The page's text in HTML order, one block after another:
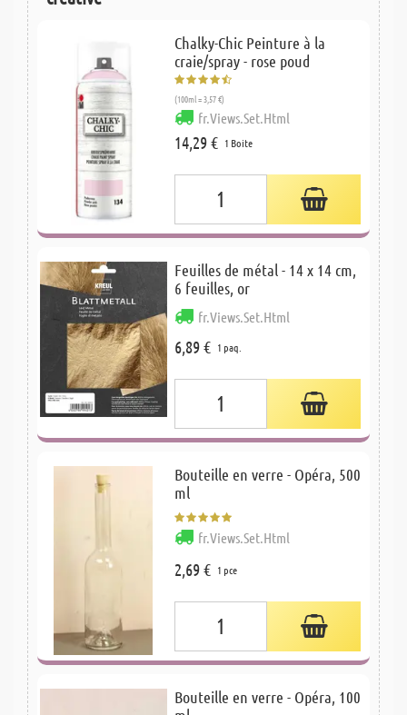
Chalky-Chic Peinture à la
craie/spray - rose poud
(100ml = 3,57 €)
fr.Views.Set.Html
14,29 € 1 Boite
Feuilles de métal - 14 x 14 cm,
6 feuilles, or
fr.Views.Set.Html
6,89 € 1 paq.
Bouteille en verre - Opéra, 500
ml
fr.Views.Set.Html
2,69 € 1 pce
Bouteille en verre - Opéra, 100